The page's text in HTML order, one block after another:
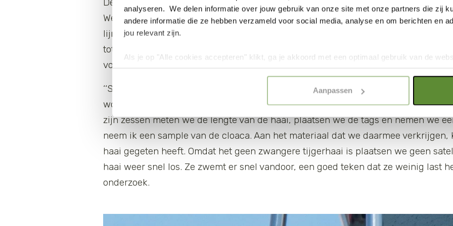
analyseren. We delen informatie over jouw gebruik van onze site met onze partners die zij
andere informatie die ze hebben verzameld voor social media, analyse en om berichten en
jou relevant zijn.
Als je op "Alle cookies accepteren" klikt, ga je akkoord met een optimaal gebruik van de
cookies wilt toestaan, maak dan jouw keuze in "selectie toestaan" of "alleen noodzakelijke
Aanpassen
De schipper staat al op ons te wachten en zodra we met zijn zessen aan boord
We zijn op weg naar de ‘poison bank’ waar de Queen Beatrix II inmiddels is
lijnen met aas waarmee we hopen de
totaal acht lijnen checken. We halen de lijn naar boven. Niets. Het aas is
volle maag. Maar we hebben geen haai aan de lijn. Snel nieuw aas eraan en
‘‘Shark on the line!” roept de expeditieleider. En inderdaad, een flinke Caribische
wordt langs de zijkant van de boot gemanoeuvreerd en we beginnen met het
zijn zessen meten we de lengte van de haai, plaatsen we de tags en nemen we
neem ik een sample van de cloaca. Aan het materiaal dat we daarmee
haai gegeten heeft. Omdat het geen zwangere tijgerhaai is plaatsen we geen
haai weer snel los. Ze zwemt er snel vandoor, een goed teken dat ze weinig last
onderzoek.